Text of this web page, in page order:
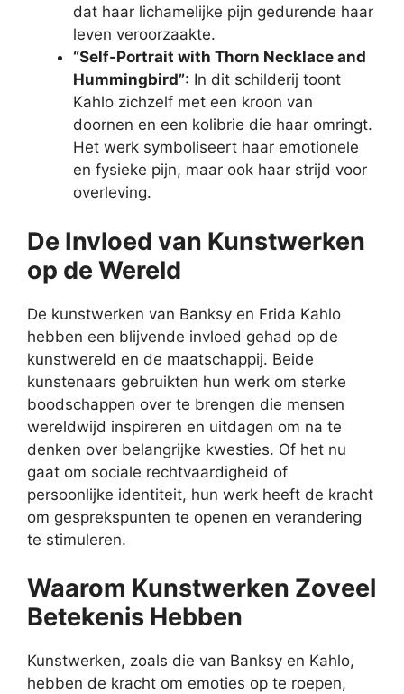
dat haar lichamelijke pijn gedurende haar
leven veroorzaakte.
“Self-Portrait with Thorn Necklace and
Hummingbird”: In dit schilderij toont
Kahlo zichzelf met een kroon van
doornen en een kolibrie die haar omringt.
Het werk symboliseert haar emotionele
en fysieke pijn, maar ook haar strijd voor
overleving.
De Invloed van Kunstwerken
op de Wereld
De kunstwerken van Banksy en Frida Kahlo
hebben een blijvende invloed gehad op de
kunstwereld en de maatschappij. Beide
kunstenaars gebruikten hun werk om sterke
boodschappen over te brengen die mensen
wereldwijd inspireren en uitdagen om na te
denken over belangrijke kwesties. Of het nu
gaat om sociale rechtvaardigheid of
persoonlijke identiteit, hun werk heeft de kracht
om gesprekspunten te openen en verandering
te stimuleren.
Waarom Kunstwerken Zoveel
Betekenis Hebben
Kunstwerken, zoals die van Banksy en Kahlo,
hebben de kracht om emoties op te roepen,